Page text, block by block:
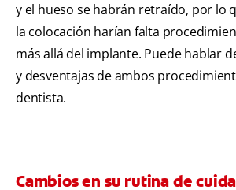
y el hueso se habrán retraído, por lo
la colocación harían falta
más allá del implante. Puede hablar
y desventajas de ambos
dentista.
Cambios en su rutina de